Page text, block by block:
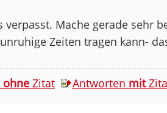
verpasst. Mache gerade sehr
Zeiten tragen kann-
ohneZitat Antworten mit